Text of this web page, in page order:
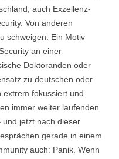
auch Exzellenz-
Von anderen
schweigen. Ein Motiv
an einer
Doktoranden oder
zu deutschen oder
fokussiert und
immer weiter laufenden
und jetzt nach dieser
gerade in einem
auch: Panik. Wenn